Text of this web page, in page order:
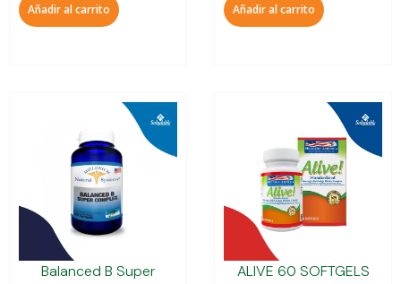
Añadir al carrito Añadir al carrito
Balanced B Super
ALIVE 60 SOFTGELS